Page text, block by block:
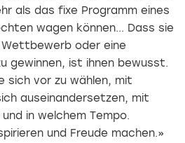
als das fixe Programm eines
wagen können... Dass sie
oder eine
gewinnen, ist ihnen bewusst.
sich vor zu wählen, mit
auseinandersetzen, mit
in welchem Tempo.
und Freude machen.»